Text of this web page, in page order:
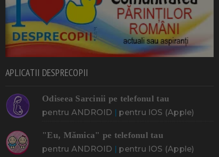
APLICATII DESPRECOPII
Odiseea Sarcinii pe telefonul tau
pentru ANDROID | pentru IOS (Apple)
"Eu, Mămica" pe telefonul tau
pentru ANDROID | pentru IOS (Apple)